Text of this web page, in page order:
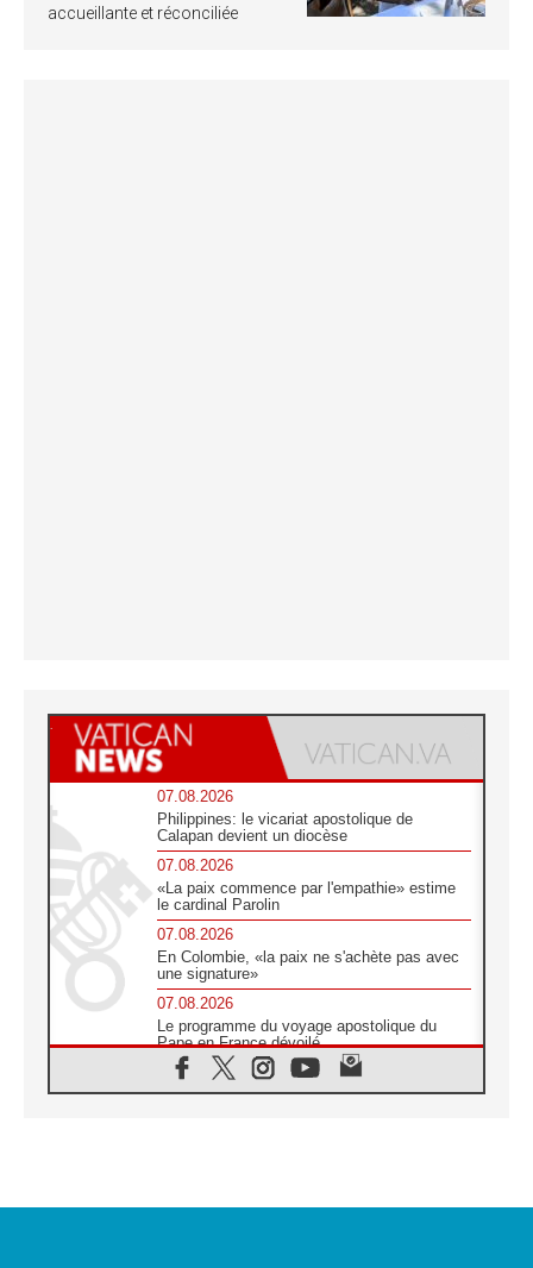
accueillante et réconciliée
07.08.2026
Philippines: le vicariat apostolique de
Calapan devient un diocèse
07.08.2026
«La paix commence par l'empathie» estime
le cardinal Parolin
07.08.2026
En Colombie, «la paix ne s'achète pas avec
une signature»
07.08.2026
Le programme du voyage apostolique du
Pape en France dévoilé
07.08.2026
1ère Conférence continentale sur l'éducation
07.08.2026